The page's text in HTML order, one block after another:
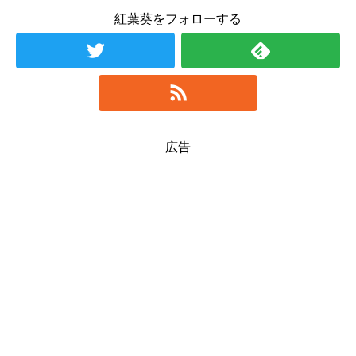
紅葉葵をフォローする
広告